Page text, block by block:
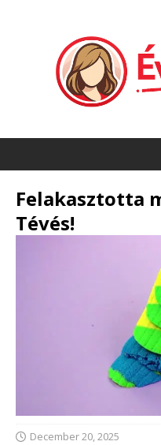
Felakasztotta
Tévés!
December 20, 2025